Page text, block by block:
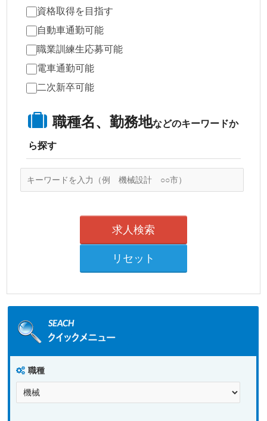
資格取得を目指す
自動車通勤可能
職業訓練生応募可能
電車通勤可能
二次新卒可能
職種名、勤務地などのキーワードか
ら探す
職種